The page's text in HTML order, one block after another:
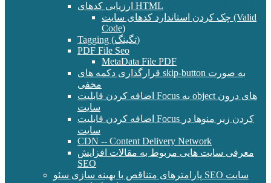
ارزیابی کدهای HTML
چک کردن استاندارد کدهای سایت (Valid
Code)
Tagging (تگینگ)
PDF File Seo
MetaData File PDF
قرارگذاری دکمه های skip-button به صورت
مخفی
اضافه کردن قابلیت Focus به object های درون
سایت
اضافه کردن قابلیت Focus کردن زیر منوها در
سایت
CDN -- Content Delivery Network
معرفی سایت هایی مربوط به مقالات افزایش
SEO
پارامترهای متناقص با بهینه سازی سئو SEO سایت